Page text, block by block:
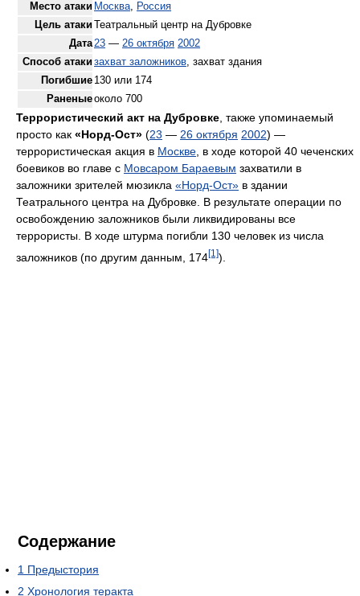
Место атаки Москва, Россия
Цель атаки
Театральный центр на Дубровке
Дата23 — 26 октября 2002
Способ атаки захват заложников, захват здания
Погибшие 130 или 174
Раненыеоколо 700
Террористический акт на Дубровке , также упоминаемый
просто как «Норд-Ост» (23 — 26 октября 2002) —
террористическая акция в Москве , в ходе которой 40 чеченских
боевиков во главе с Мовсаром Бараевым захватили в
заложники зрителей мюзикла «Норд-Ост» в здании
Театрального центра на Дубровке. В результате операции по
освобождению заложников были ликвидированы все
террористы. В ходе штурма погибли 130 человек из числа
заложников (по другим данным, 174[1]).
Содержание
1 Предыстория
2 Хронология теракта